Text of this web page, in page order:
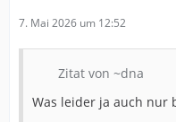
7. Mai 2026 um 12:52
Zitat von ~dna
Was leider ja auch